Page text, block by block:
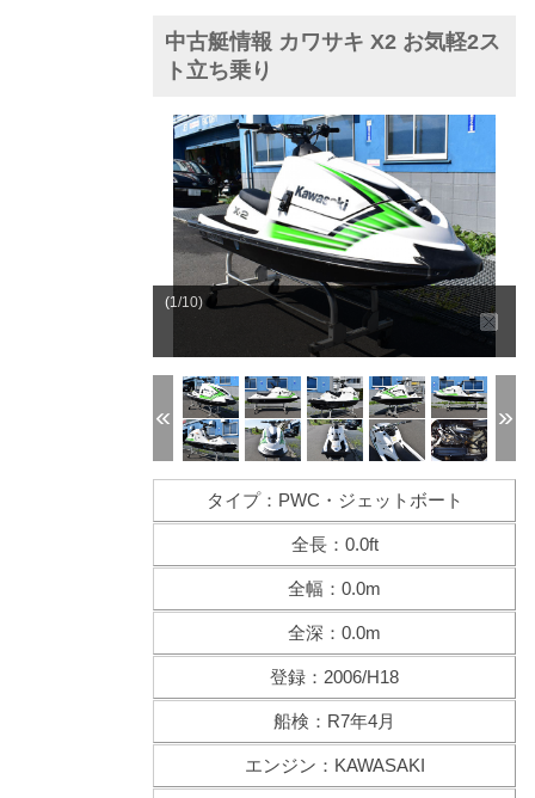
中古艇情報 カワサキ X2 お気軽2ス
ト立ち乗り
(1/10)
タイプ：PWC・ジェットボート
全長：0.0ft
全幅：0.0m
全深：0.0m
登録：2006/H18
船検：R7年4月
エンジン：KAWASAKI